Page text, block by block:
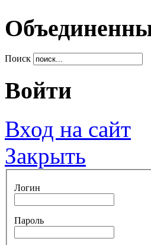
Поиск
Войти
Вход на сайт
Закрыть
Логин
Пароль